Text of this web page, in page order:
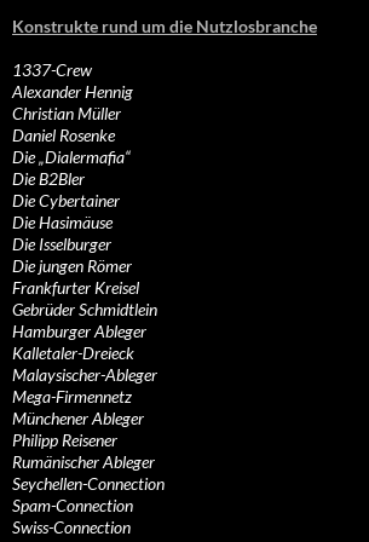
Konstrukte rund um die Nutzlosbranche
1337-Crew
Alexander Hennig
Christian Müller
Daniel Rosenke
Die „Dialermafia“
Die B2Bler
Die Cybertainer
Die Hasimäuse
Die Isselburger
Die jungen Römer
Frankfurter Kreisel
Gebrüder Schmidtlein
Hamburger Ableger
Kalletaler-Dreieck
Malaysischer-Ableger
Mega-Firmennetz
Münchener Ableger
Philipp Reisener
Rumänischer Ableger
Seychellen-Connection
Spam-Connection
Swiss-Connection